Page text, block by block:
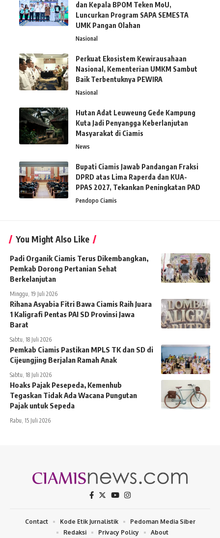
dan Kepala BPOM Teken MoU,
Luncurkan Program SAPA SEMESTA
UMK Pangan Olahan
Nasional
Perkuat Ekosistem Kewirausahaan
Nasional, Kementerian UMKM Sambut
Baik Terbentuknya PEWIRA
Nasional
Hutan Adat Leuweung Gede Kampung
Kuta Jadi Penyangga Keberlanjutan
Masyarakat di Ciamis
News
Bupati Ciamis Jawab Pandangan Fraksi
DPRD atas Lima Raperda dan KUA-
PPAS 2027, Tekankan Peningkatan PAD
Pendopo Ciamis
You Might Also Like
Padi Organik Ciamis Terus Dikembangkan,
Pemkab Dorong Pertanian Sehat
Berkelanjutan
Minggu, 19 Juli 2026
Rihana Asyabia Fitri Bawa Ciamis Raih Juara
1 Kaligrafi Pentas PAI SD Provinsi Jawa
Barat
Sabtu, 18 Juli 2026
Pemkab Ciamis Pastikan MPLS TK dan SD di
Cijeungjing Berjalan Ramah Anak
Sabtu, 18 Juli 2026
Hoaks Pajak Pesepeda, Kemenhub
Tegaskan Tidak Ada Wacana Pungutan
Pajak untuk Sepeda
Rabu, 15 Juli 2026
Contact Kode Etik Jurnalistik
Pedoman Media Siber
Redaksi
Privacy Policy About